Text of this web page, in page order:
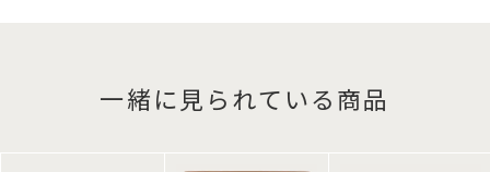
一緒に見られている商品